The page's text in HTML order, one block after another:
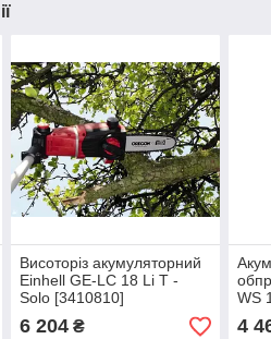
Висоторіз акумуляторний
Einhell GE-LC 18 Li T -
Solo [3410810]
6 204₴
WS
4